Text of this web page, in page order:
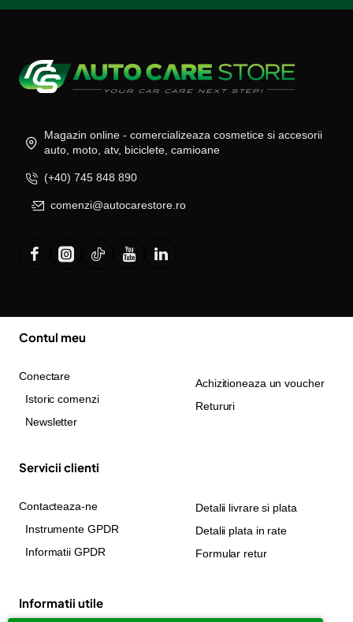
Magazin online - comercializeaza cosmetice si accesorii
auto, moto, atv, biciclete, camioane
(+40) 745 848 890
comenzi@autocarestore.ro
Contul meu
Conectare
Istoric comenzi
Newsletter
Achizitioneaza un voucher
Retururi
Servicii clienti
Contacteaza-ne
Instrumente GPDR
Informatii GPDR
Detalii livrare si plata
Detalii plata in rate
Formular retur
Informatii utile